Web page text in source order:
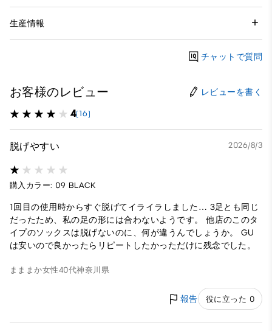
生産情報
チャットで質問
お客様のレビュー レビューを書く
4(16)
脱げやすい 2026/8/3
購入カラー: 09 BLACK
1回目の使用時からすぐ脱げてイライラしました… 3足とも同じ
だったため、私の足の形には合わないようです。 他店のこのタ
イプのソックスは脱げないのに、何が違うんでしょうか。 GU
は安いので良かったらリピートしたかっただけに残念でした。
まままか女性40代神奈川県
報告 役に立った 0